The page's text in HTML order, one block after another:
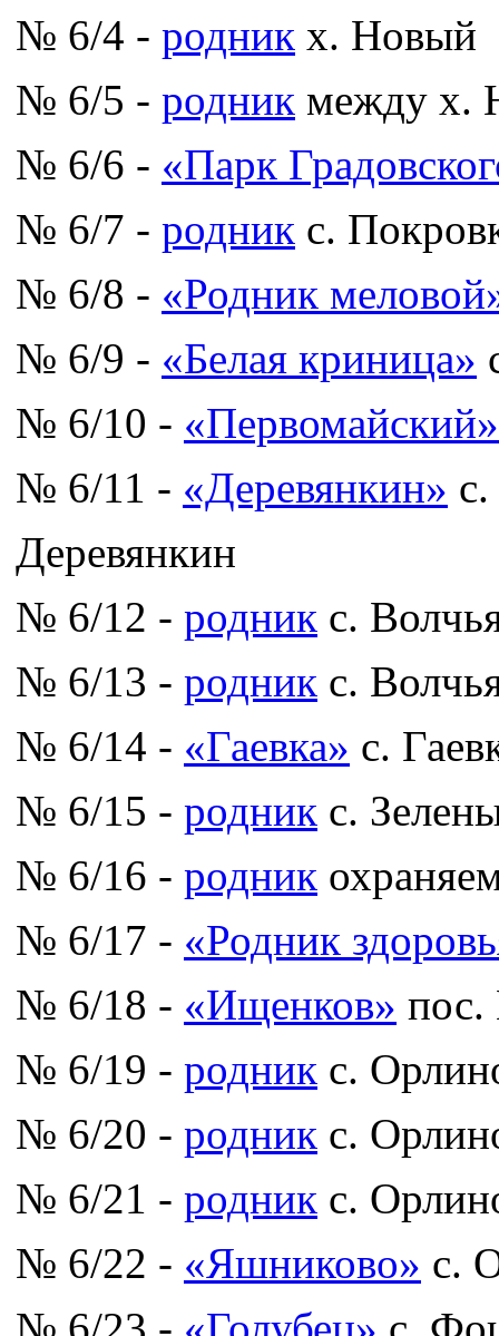
№ 6/4 - родник х. Новый
№ 6/5 - родник между х.
№ 6/6 - «Парк
№ 6/7 - родник с.
№ 6/8 - «Родник
№ 6/9 - «Белая криница»
№ 6/10 - «Первомайский»
№ 6/11 - «Деревянкин»
Деревянкин
№ 6/12 - родник с.
№ 6/13 - родник с.
№ 6/14 - «Гаевка» с.
№ 6/15 - родник с.
№ 6/16 - родник
№ 6/17 - «Родник
№ 6/18 - «Ищенков» пос.
№ 6/19 - родник с.
№ 6/20 - родник с.
№ 6/21 - родник с.
№ 6/22 - «Яшниково» с.